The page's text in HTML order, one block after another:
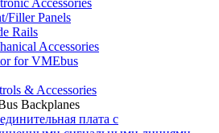
Accessories
Filler Panels
Rails
Accessories
for VMEbus
& Accessories
Backplanes
плата с